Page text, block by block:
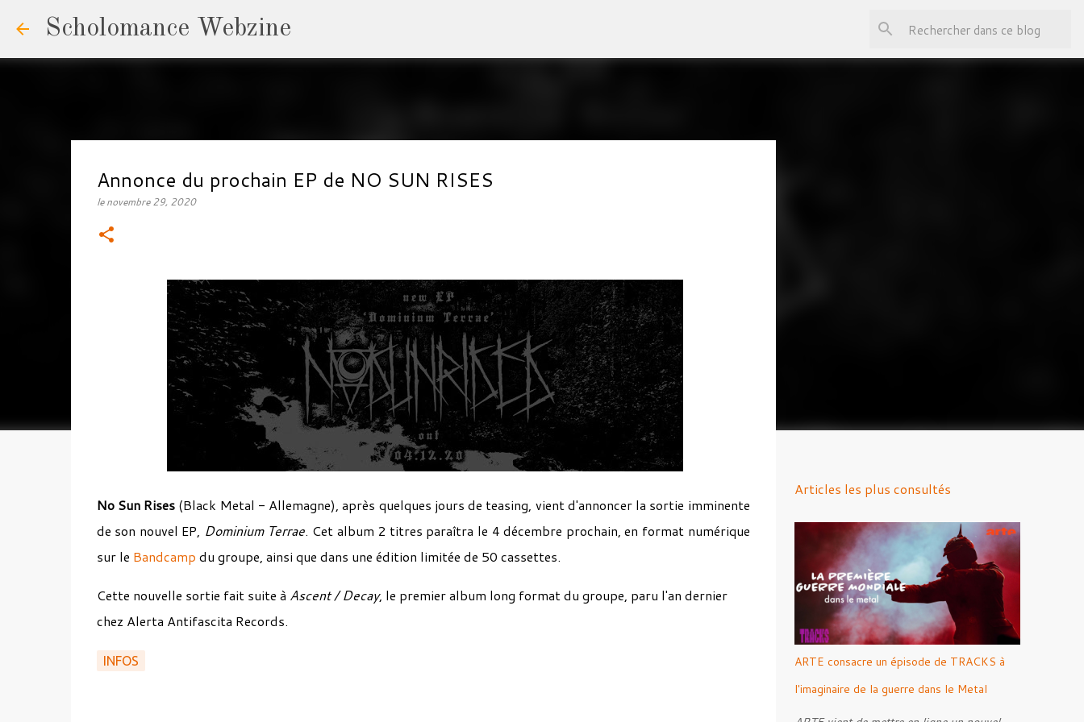
Scholomance Webzine
Annonce du prochain EP de NO SUN RISES
lenovembre 29, 2020
No Sun Rises (Black Metal - Allemagne), après quelques jours de teasing, vient d'annoncer la sortie imminente
de son nouvel EP, Dominium Terrae. Cet album 2 titres paraîtra le 4 décembre prochain, en format numérique
sur le Bandcamp du groupe, ainsi que dans une édition limitée de 50 cassettes.
Cette nouvelle sortie fait suite à Ascent / Decay, le premier album long format du groupe, paru l'an dernier
chez Alerta Antifascita Records.
INFOS
Articles les plus consultés
ARTE consacre un épisode de TRACKS à
l'imaginaire de la guerre dans le Metal